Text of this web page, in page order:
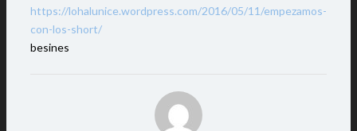
https://lohalunice.wordpress.com/2016/05/11/empezamos-
con-los-short/
besines